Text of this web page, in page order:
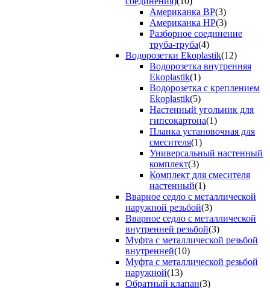
Американка ВР(3)
Американка НР(3)
Разборное соединение
труба-труба(4)
Водорозетки Ekoplastik(12)
Водорозетка внутренняя
Ekoplastik(1)
Водорозетка с креплением
Ekoplastik(5)
Настенный угольник для
гипсокартона(1)
Планка установочная для
смесителя(1)
Универсальный настенный
комплект(3)
Комплект для смесителя
настенный(1)
Вварное седло с металлической
наружной резьбой(3)
Вварное седло с металлической
внутренней резьбой(3)
Муфта с металлической резьбой
внутренней(10)
Муфта с металлической резьбой
наружной(13)
Обратный клапан(3)